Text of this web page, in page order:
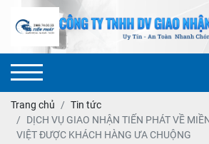
Trang chủ
Tin tức
DỊCH VỤ GIAO NHẬN TIẾN PHÁT VỀ
VIỆT ĐƯỢC KHÁCH HÀNG ƯA CHUỘNG